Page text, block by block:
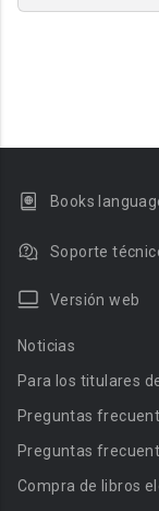
Books
Soporte
Versión web
Noticias
Para los titulares
Preguntas
Preguntas
Compra de libros